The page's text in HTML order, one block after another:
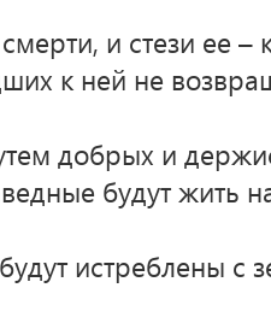
и стези ее –
к ней не
добрых и
будут жить
истреблены с